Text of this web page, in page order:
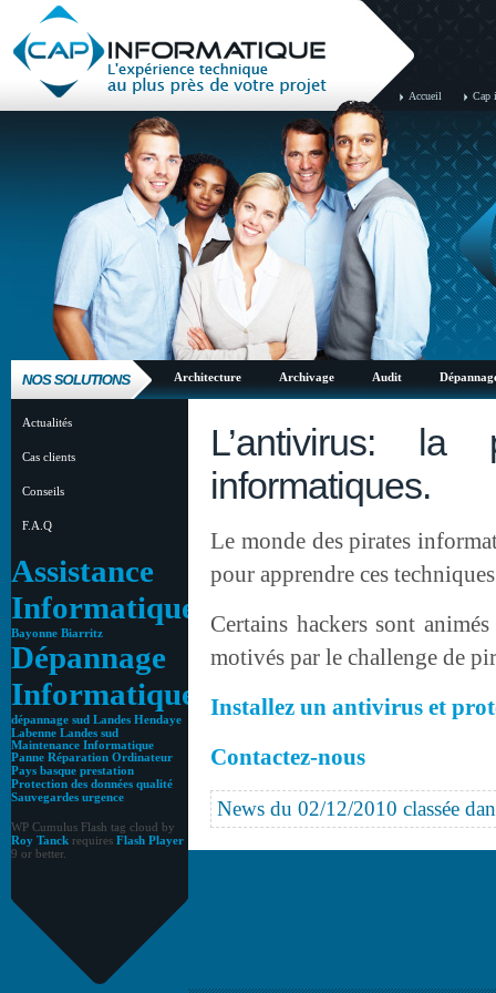
Accueil Cap
Architecture Archivage Audit
Actualités
Cas clients
Conseils
F.A.Q
Assistance
Informatique
Bayonne Biarritz
Dépannage
Informatique
dépannage sud Landes Hendaye
Labenne Landes sud
Maintenance Informatique
Panne Réparation Ordinateur
Pays basque prestation
Protection des données qualité
Sauvegardes urgence
WP Cumulus Flash tag cloud by
Roy Tanck requires Flash Player
9 or better.
L’antivirus: la
informatiques.
Le monde des pirates
pour apprendre ces
Certains hackers sont
motivés par le challenge de
Installez un antivirus et
Contactez-nous
News du 02/12/2010 classée